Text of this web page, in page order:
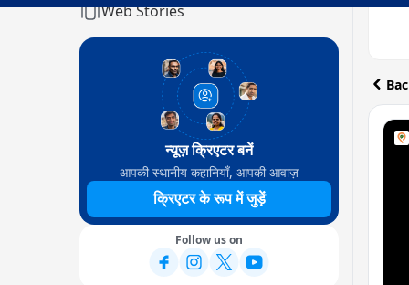
Web Stories
न्यूज़ क्रिएटर बनें
आपकी स्थानीय कहानियाँ, आपकी आवाज़
क्रिएटर के रूप में जुड़ें
Follow us on